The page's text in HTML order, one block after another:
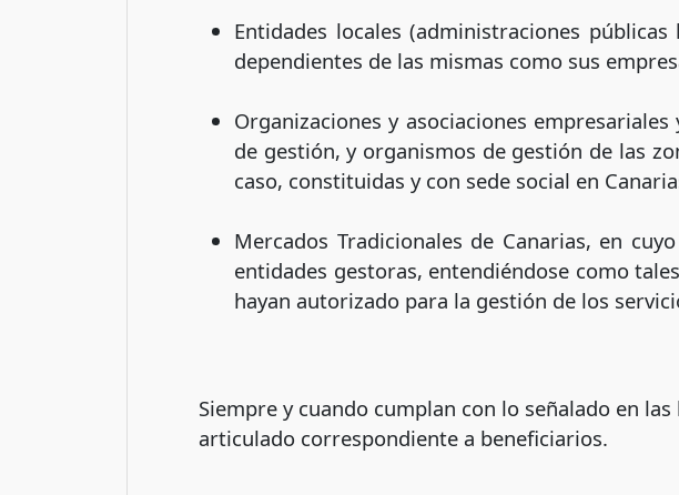
Entidades locales (administraciones
dependientes de las mismas como sus
Organizaciones y asociaciones
de gestión, y organismos de gestión de las
caso, constituidas y con sede social en
Mercados Tradicionales de Canarias, en
entidades gestoras, entendiéndose como
hayan autorizado para la gestión de los
Siempre y cuando cumplan con lo señalado en
articulado correspondiente a beneficiarios.